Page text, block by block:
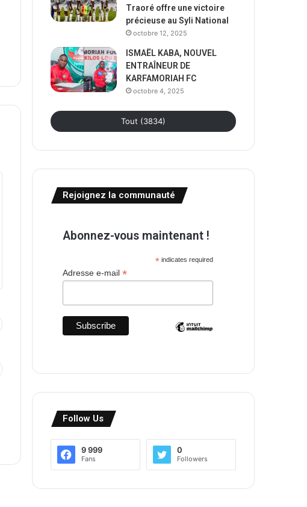
Traoré offre une victoire
précieuse au Syli National
octobre 12, 2025
ISMAËL KABA, NOUVEL
ENTRAÎNEUR DE
KARFAMORIAH FC
octobre 4, 2025
Tout (3834)
Rejoignez la communauté
Abonnez-vous maintenant !
*indicates required
Adresse e-mail*
Follow Us
9 999
Fans
0
Followers